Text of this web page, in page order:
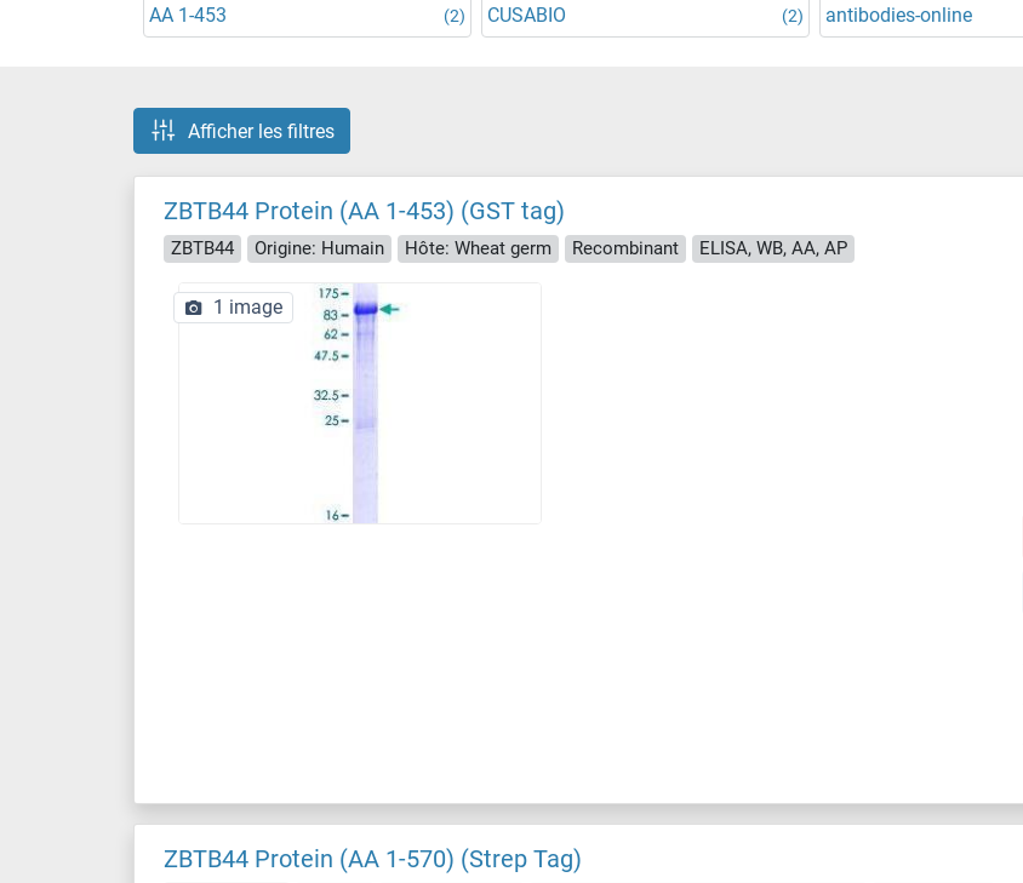
AA 1-453 (2) CUSABIO (2) antibodies-online
Afficher les filtres
ZBTB44 Protein (AA 1-453) (GST tag)
ZBTB44 Origine: Humain Hôte: Wheat germ Recombinant ELISA, WB, AA, AP
1 image
ZBTB44 Protein (AA 1-570) (Strep Tag)